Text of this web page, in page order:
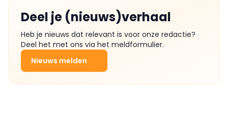
Deel je (nieuws)verhaal
Heb je nieuws dat relevant is voor onze redactie?
Deel het met ons via het meldformulier.
Nieuws melden